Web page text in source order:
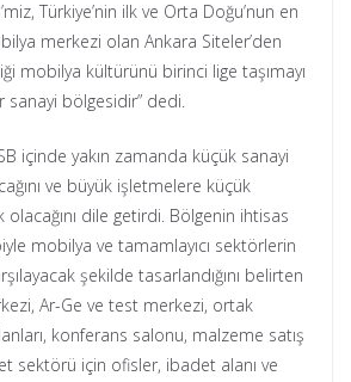
Türkiye’nin ilk ve Orta Doğu’nun en
merkezi olan Ankara Siteler’den
mobilya kültürünü birinci lige taşımayı
bölgesidir” dedi.
içinde yakın zamanda küçük sanayi
ve büyük işletmelere küçük
dile getirdi. Bölgenin ihtisas
mobilya ve tamamlayıcı sektörlerin
şekilde tasarlandığını belirten
Ar-Ge ve test merkezi, ortak
konferans salonu, malzeme satış
sektörü için ofisler, ibadet alanı ve